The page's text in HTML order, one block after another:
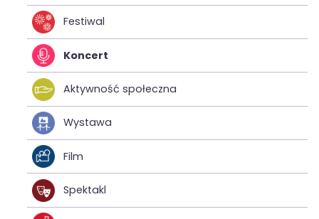
Festiwal
Koncert
Aktywność społeczna
Wystawa
Film
Spektakl